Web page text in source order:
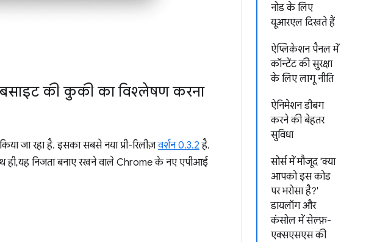
नोड के लिए
यूआरएल दिखते हैं
ऐप्लिकेशन पैनल में
कॉन्टेंट की सुरक्षा
के लिए लागू नीति
ऐनिमेशन डीबग
करने की बेहतर
सुविधा
सोर्स में मौजूद 'क्या
आपको इस कोड
पर भरोसा है?'
डायलॉग और
कंसोल में सेल्फ़-
एक्सएसएस की
की कुकी का विश्लेषण करना
जा रहा है. इसका सबसे नया प्री-रिलीज़वर्शन 0.3.2 है.
यह निजता बनाए रखने वाले Chrome के नए एपीआई